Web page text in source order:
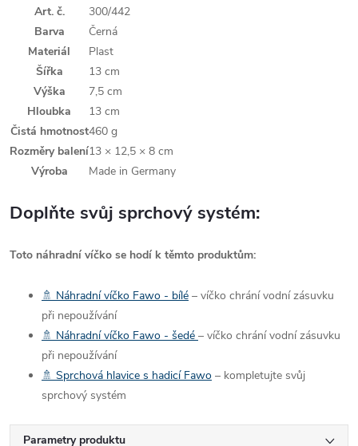
Art. č.
300/442
Barva
Černá
Materiál
Plast
Šířka
13 cm
Výška
7,5 cm
Hloubka
13 cm
Čistá hmotnost460 g
Rozměry balení13 × 12,5 × 8 cm
Výroba
Made in Germany
Doplňte svůj sprchový systém:
Toto náhradní víčko se hodí k těmto produktům:
🚿 Náhradní víčko Fawo - bílé – víčko chrání vodní zásuvku
při nepoužívání
🚿 Náhradní víčko Fawo - šedé – víčko chrání vodní zásuvku
při nepoužívání
🚿 Sprchová hlavice s hadicí Fawo – kompletujte svůj
sprchový systém
Parametry produktu